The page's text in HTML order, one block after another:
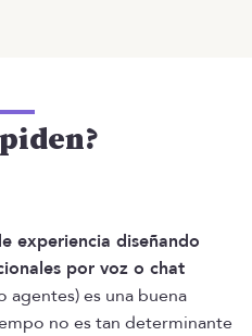
experiencia diseñando
por voz o chat
agentes) es una buena
no es tan determinante